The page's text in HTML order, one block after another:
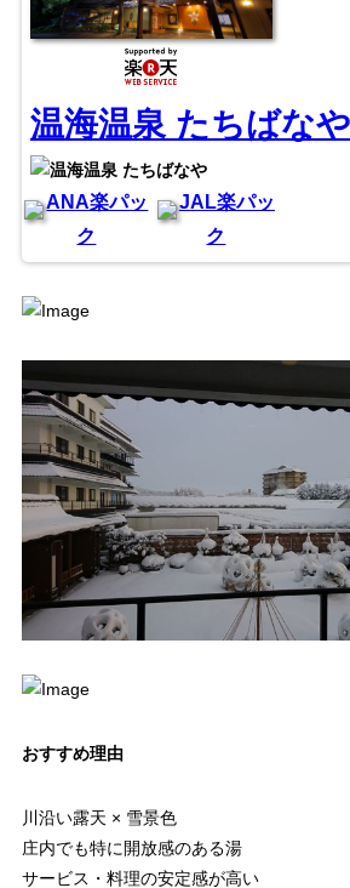
温海温泉 たちばなや
ANA楽パッ
ク
JAL楽パッ
ク
おすすめ理由
川沿い露天 × 雪景色
庄内でも特に開放感のある湯
サービス・料理の安定感が高い